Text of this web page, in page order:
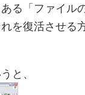
る「ファイル
を復活させる
と、